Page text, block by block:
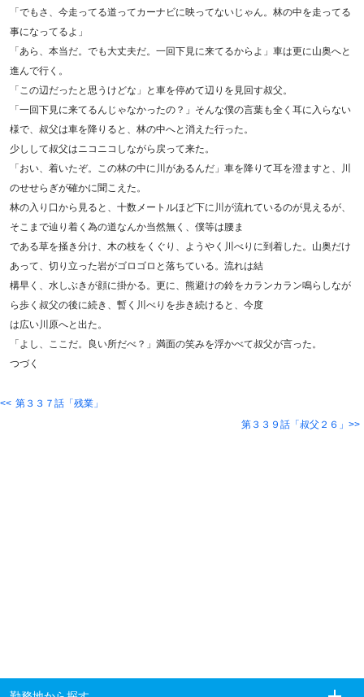
「でもさ、今走ってる道ってカーナビに映ってないじゃん。林の中を走ってる
事になってるよ」
「あら、本当だ。でも大丈夫だ。一回下見に来てるからよ」車は更に山奥へと
進んで行く。
「この辺だったと思うけどな」と車を停めて辺りを見回す叔父。
「一回下見に来てるんじゃなかったの？」そんな僕の言葉も全く耳に入らない
様で、叔父は車を降りると、林の中へと消えた行った。
少しして叔父はニコニコしながら戻って来た。
「おい、着いたぞ。この林の中に川があるんだ」車を降りて耳を澄ますと、川
のせせらぎが確かに聞こえた。
林の入り口から見ると、十数メートルほど下に川が流れているのが見えるが、
そこまで辿り着く為の道なんか当然無く、僕等は腰ま
である草を掻き分け、木の枝をくぐり、ようやく川べりに到着した。山奥だけ
あって、切り立った岩がゴロゴロと落ちている。流れは結
構早く、水しぶきが顔に掛かる。更に、熊避けの鈴をカランカラン鳴らしなが
ら歩く叔父の後に続き、暫く川べりを歩き続けると、今度
は広い川原へと出た。
「よし、ここだ。良い所だべ？」満面の笑みを浮かべて叔父が言った。
つづく
第３３７話「残業」
第３３９話「叔父２６」